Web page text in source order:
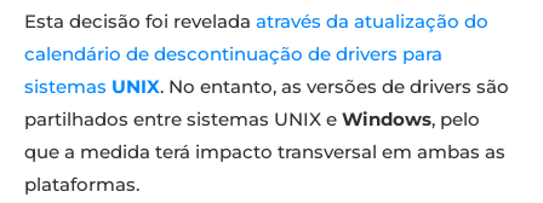
Esta decisão foi revelada através da atualização do
calendário de descontinuação de drivers para
sistemas UNIX. No entanto, as versões de drivers são
partilhados entre sistemas UNIX e Windows, pelo
que a medida terá impacto transversal em ambas as
plataformas.